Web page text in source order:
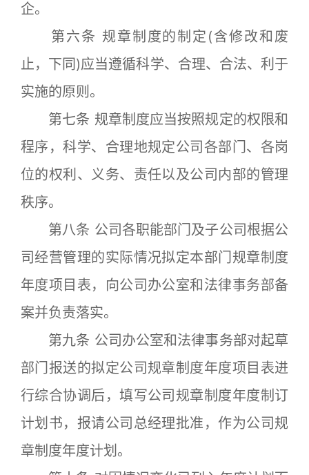
企。
第六条 规章制度的制定(含修改和废
止，下同)应当遵循科学、合理、合法、利于
实施的原则。
第七条 规章制度应当按照规定的权限和
程序，科学、合理地规定公司各部门、各岗
位的权利、义务、责任以及公司内部的管理
秩序。
第八条 公司各职能部门及子公司根据公
司经营管理的实际情况拟定本部门规章制度
年度项目表，向公司办公室和法律事务部备
案并负责落实。
第九条 公司办公室和法律事务部对起草
部门报送的拟定公司规章制度年度项目表进
行综合协调后，填写公司规章制度年度制订
计划书，报请公司总经理批准，作为公司规
章制度年度计划。